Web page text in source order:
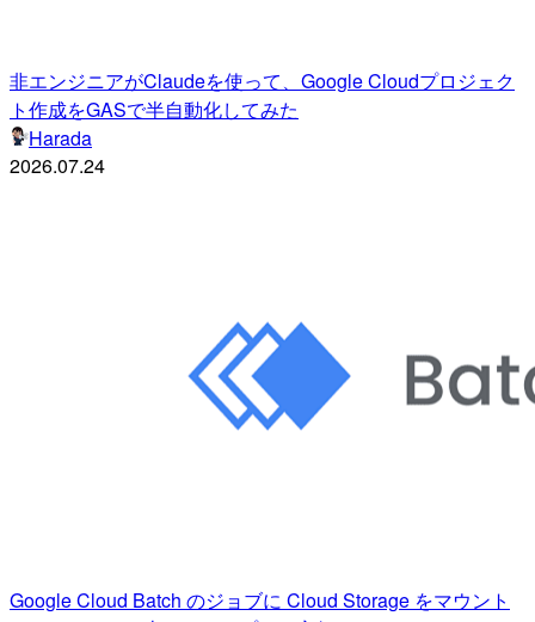
非エンジニアがClaudeを使って、Google Cloudプロジェク
ト作成をGASで半自動化してみた
Harada
2026.07.24
Google Cloud Batch のジョブに Cloud Storage をマウント